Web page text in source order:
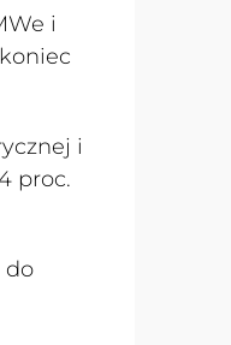
i
i
proc.
do